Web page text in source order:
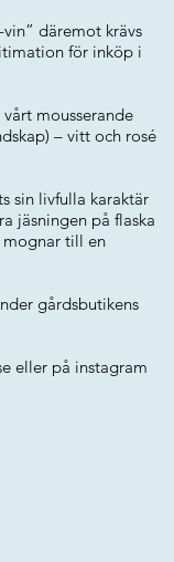
däremot krävs
för inköp i
mousserande
– vitt och rosé
sin livfulla karaktär
jäsningen på flaska
mognar till en
gårdsbutikens
eller på instagram